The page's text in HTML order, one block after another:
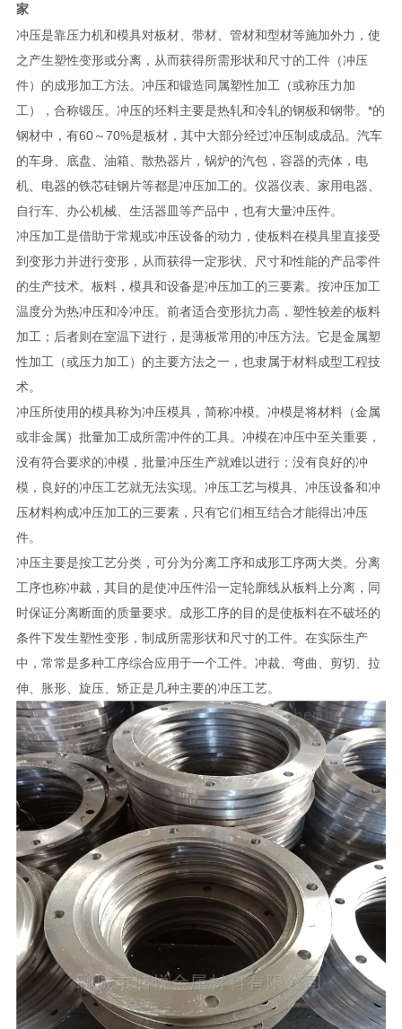
家
冲压是靠压力机和模具对板材、带材、管材和型材等施加外力，使
之产生塑性变形或分离，从而获得所需形状和尺寸的工件（冲压
件）的成形加工方法。冲压和锻造同属塑性加工（或称压力加
工），合称锻压。冲压的坯料主要是热轧和冷轧的钢板和钢带。*的
钢材中，有60～70%是板材，其中大部分经过冲压制成成品。汽车
的车身、底盘、油箱、散热器片，锅炉的汽包，容器的壳体，电
机、电器的铁芯硅钢片等都是冲压加工的。仪器仪表、家用电器、
自行车、办公机械、生活器皿等产品中，也有大量冲压件。
冲压加工是借助于常规或冲压设备的动力，使板料在模具里直接受
到变形力并进行变形，从而获得一定形状、尺寸和性能的产品零件
的生产技术。板料，模具和设备是冲压加工的三要素。按冲压加工
温度分为热冲压和冷冲压。前者适合变形抗力高，塑性较差的板料
加工；后者则在室温下进行，是薄板常用的冲压方法。它是金属塑
性加工（或压力加工）的主要方法之一，也隶属于材料成型工程技
术。
冲压所使用的模具称为冲压模具，简称冲模。冲模是将材料（金属
或非金属）批量加工成所需冲件的工具。冲模在冲压中至关重要，
没有符合要求的冲模，批量冲压生产就难以进行；没有良好的冲
模，良好的冲压工艺就无法实现。冲压工艺与模具、冲压设备和冲
压材料构成冲压加工的三要素，只有它们相互结合才能得出冲压
件。
冲压主要是按工艺分类，可分为分离工序和成形工序两大类。分离
工序也称冲裁，其目的是使冲压件沿一定轮廓线从板料上分离，同
时保证分离断面的质量要求。成形工序的目的是使板料在不破坯的
条件下发生塑性变形，制成所需形状和尺寸的工件。在实际生产
中，常常是多种工序综合应用于一个工件。冲裁、弯曲、剪切、拉
伸、胀形、旋压、矫正是几种主要的冲压工艺。